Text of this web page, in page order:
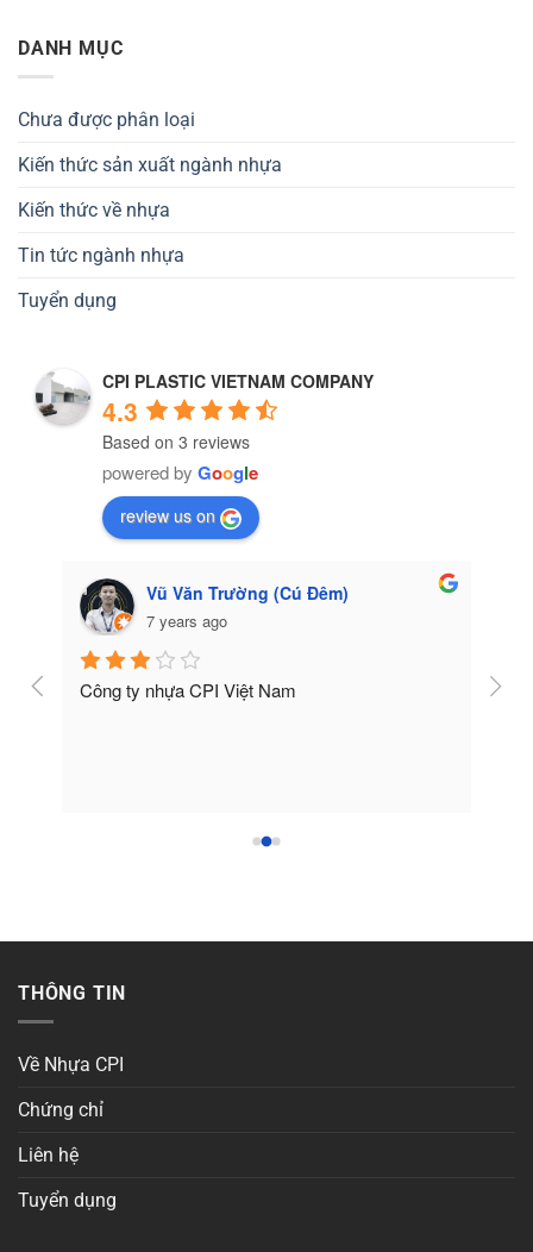
DANH MỤC
Chưa được phân loại
Kiến thức sản xuất ngành nhựa
Kiến thức về nhựa
Tin tức ngành nhựa
Tuyển dụng
CPI PLASTIC VIETNAM COMPANY
4.3
Based on 3 reviews
powered by Google
review us on
Vũ Văn Trường (Cú Đêm)
7 years ago
Công ty nhựa CPI Việt Nam Tốt
THÔNG TIN
Về Nhựa CPI
Chứng chỉ
Liên hệ
Tuyển dụng